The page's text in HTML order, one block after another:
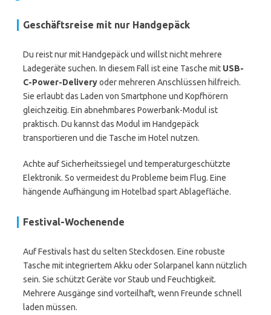
Geschäftsreise mit nur Handgepäck
Du reist nur mit Handgepäck und willst nicht mehrere
Ladegeräte suchen. In diesem Fall ist eine Tasche mit USB-
C-Power-Deliveryoder mehreren Anschlüssen hilfreich.
Sie erlaubt das Laden von Smartphone und Kopfhörern
gleichzeitig. Ein abnehmbares Powerbank-Modul ist
praktisch. Du kannst das Modul im Handgepäck
transportieren und die Tasche im Hotel nutzen.
Achte auf Sicherheitssiegel und temperaturgeschützte
Elektronik. So vermeidest du Probleme beim Flug. Eine
hängende Aufhängung im Hotelbad spart Ablagefläche.
Festival-Wochenende
Auf Festivals hast du selten Steckdosen. Eine robuste
Tasche mit integriertem Akku oder Solarpanel kann nützlich
sein. Sie schützt Geräte vor Staub und Feuchtigkeit.
Mehrere Ausgänge sind vorteilhaft, wenn Freunde schnell
laden müssen.